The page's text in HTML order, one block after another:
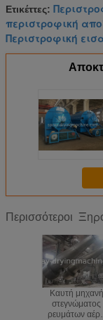
Ετικέττες:
περιστροφική
Περιστροφική
Περισσότεροι
Καυτή μηχανή
στεγνώματος
ρευμάτων